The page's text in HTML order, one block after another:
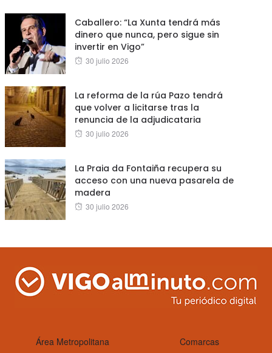
Caballero: “La Xunta tendrá más
dinero que nunca, pero sigue sin
invertir en Vigo”
Posted
30 julio 2026
La reforma de la rúa Pazo tendrá
que volver a licitarse tras la
renuncia de la adjudicataria
Posted
30 julio 2026
La Praia da Fontaiña recupera su
acceso con una nueva pasarela de
madera
Posted
30 julio 2026
Área Metropolitana Comarcas